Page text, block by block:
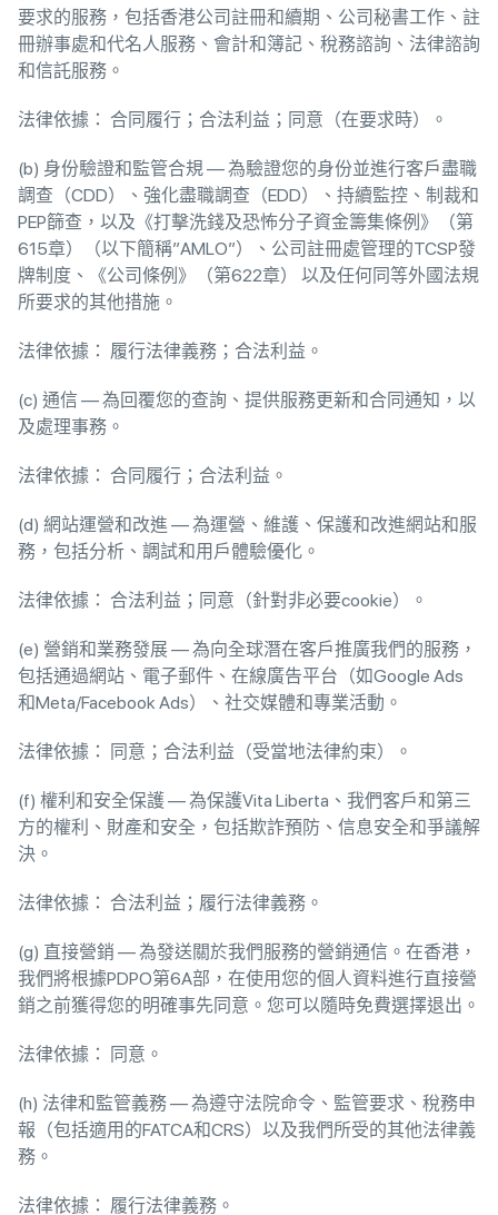
要求的服務，包括香港公司註冊和續期、公司秘書工作、註
冊辦事處和代名人服務、會計和簿記、稅務諮詢、法律諮詢
和信託服務。
法律依據： 合同履行；合法利益；同意（在要求時）。
(b) 身份驗證和監管合規 — 為驗證您的身份並進行客戶盡職
調查（CDD）、強化盡職調查（EDD）、持續監控、制裁和
PEP篩查，以及《打擊洗錢及恐怖分子資金籌集條例》（第
615章）（以下簡稱”AMLO”）、公司註冊處管理的TCSP發
牌制度、《公司條例》（第622章） 以及任何同等外國法規
所要求的其他措施。
法律依據： 履行法律義務；合法利益。
(c) 通信 — 為回覆您的查詢、提供服務更新和合同通知，以
及處理事務。
法律依據： 合同履行；合法利益。
(d) 網站運營和改進 — 為運營、維護、保護和改進網站和服
務，包括分析、調試和用戶體驗優化。
法律依據： 合法利益；同意（針對非必要cookie）。
(e) 營銷和業務發展 — 為向全球潛在客戶推廣我們的服務，
包括通過網站、電子郵件、在線廣告平台（如Google Ads
和Meta/Facebook Ads）、社交媒體和專業活動。
法律依據： 同意；合法利益（受當地法律約束）。
(f) 權利和安全保護 — 為保護Vita Liberta、我們客戶和第三
方的權利、財產和安全，包括欺詐預防、信息安全和爭議解
決。
法律依據： 合法利益；履行法律義務。
(g) 直接營銷 — 為發送關於我們服務的營銷通信。在香港，
我們將根據PDPO第6A部，在使用您的個人資料進行直接營
銷之前獲得您的明確事先同意。您可以隨時免費選擇退出。
法律依據： 同意。
(h) 法律和監管義務 — 為遵守法院命令、監管要求、稅務申
報（包括適用的FATCA和CRS）以及我們所受的其他法律義
務。
法律依據： 履行法律義務。